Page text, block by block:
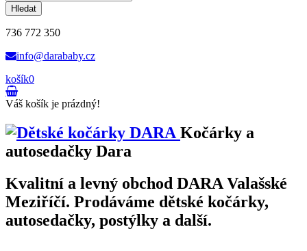
Hledat
736 772 350
info@darababy.cz
košík0
Váš košík je prázdný!
Kočárky a
autosedačky Dara
Kvalitní a levný obchod DARA Valašské
Meziříčí. Prodáváme dětské kočárky,
autosedačky, postýlky a další.